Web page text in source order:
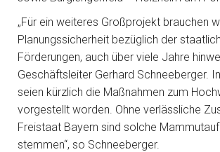
„Für ein weiteres Großprojekt brauchen
Planungssicherheit bezüglich der
Förderungen, auch über viele Jahre
Geschäftsleiter Gerhard Schneeberger.
seien kürzlich die Maßnahmen zum
vorgestellt worden. Ohne verlässliche
Freistaat Bayern sind solche
stemmen“, so Schneeberger.